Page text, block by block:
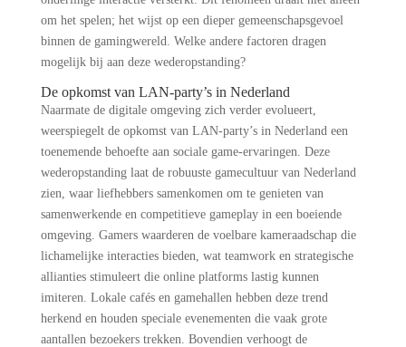
om het spelen; het wijst op een dieper gemeenschapsgevoel
binnen de gamingwereld. Welke andere factoren dragen
mogelijk bij aan deze wederopstanding?
De opkomst van LAN-party’s in Nederland
Naarmate de digitale omgeving zich verder evolueert,
weerspiegelt de opkomst van LAN-party’s in Nederland een
toenemende behoefte aan sociale game-ervaringen. Deze
wederopstanding laat de robuuste gamecultuur van Nederland
zien, waar liefhebbers samenkomen om te genieten van
samenwerkende en competitieve gameplay in een boeiende
omgeving. Gamers waarderen de voelbare kameraadschap die
lichamelijke interacties bieden, wat teamwork en strategische
allianties stimuleert die online platforms lastig kunnen
imiteren. Lokale cafés en gamehallen hebben deze trend
herkend en houden speciale evenementen die vaak grote
aantallen bezoekers trekken. Bovendien verhoogt de